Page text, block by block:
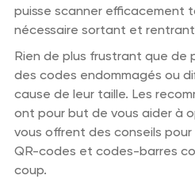
puisse scanner efficacement
nécessaire sortant et
Rien de plus frustrant que de
des codes endommagés ou
cause de leur taille. Les
ont pour but de vous aider à
vous offrent des conseils
QR-codes et codes-barres
coup.